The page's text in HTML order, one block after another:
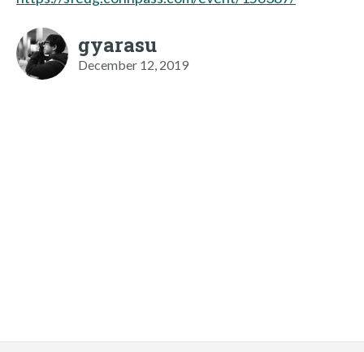
gyarasu
December 12, 2019